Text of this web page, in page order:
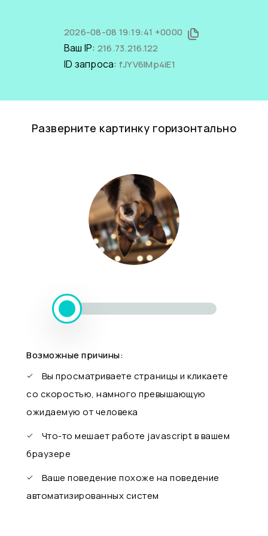
2026-08-08 19:19:41 +0000
Ваш IP: 216.73.216.122
ID запроса: fJYV6IMp4iE1
Разверните картинку горизонтально
Возможные причины:
Вы просматриваете страницы и кликаете
со скоростью, намного превышающую
ожидаемую от человека
Что-то мешает работе javascript в вашем
браузере
Ваше поведение похоже на поведение
автоматизированных систем